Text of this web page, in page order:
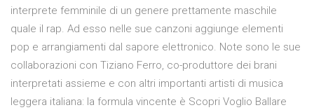
interprete femminile di un genere prettamente maschile
quale il rap. Ad esso nelle sue canzoni aggiunge elementi
pop e arrangiamenti dal sapore elettronico. Note sono le sue
collaborazioni con Tiziano Ferro, co-produttore dei brani
interpretati assieme e con altri importanti artisti di musica
leggera italiana: la formula vincente è Scopri Voglio Ballare